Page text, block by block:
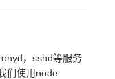
，sshd等服务
们使用node